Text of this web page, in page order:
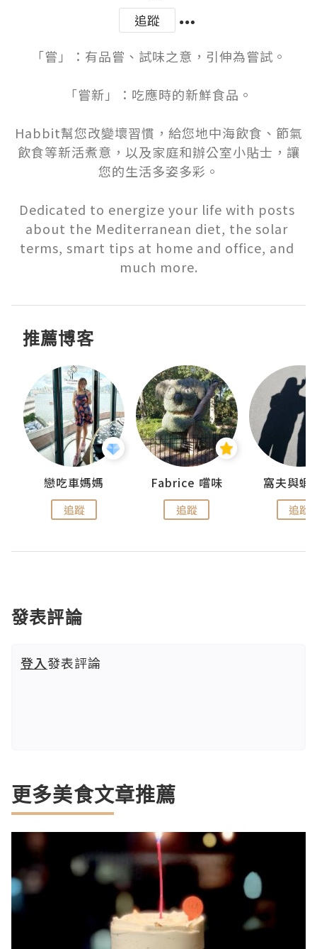
追蹤
「嘗」：有品嘗、試味之意，引伸為嘗試。
「嘗新」：吃應時的新鮮食品。
Habbit幫您改變壞習慣，給您地中海飲食、節氣
飲食等新活煮意，以及家庭和辦公室小貼士，讓
您的生活多姿多彩。
Dedicated to energize your life with posts
about the Mediterranean diet, the solar
terms, smart tips at home and office, and
much more.
推薦博客
戀吃車媽媽
追蹤
Fabrice 嚐味
追蹤
窩夫與蝦
追蹤
發表評論
登入發表評論
更多美食文章推薦